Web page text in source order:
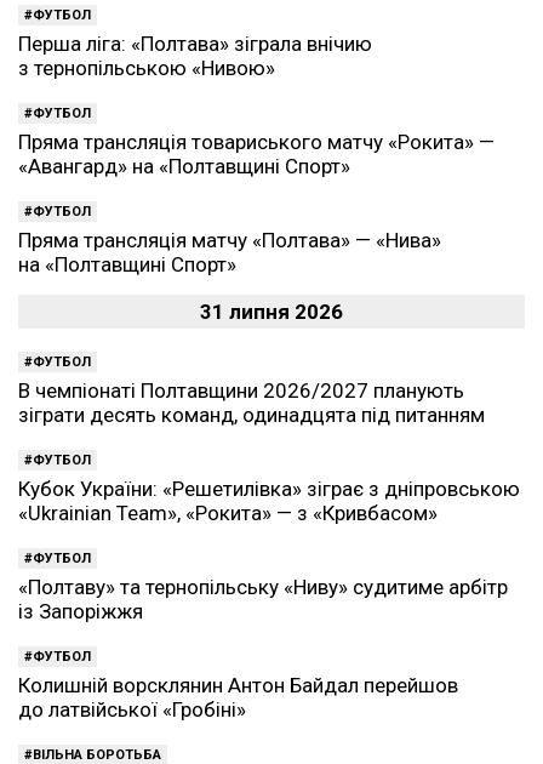
ФУТБОЛ
Перша ліга: «Полтава» зіграла внічию
з тернопільською «Нивою»
ФУТБОЛ
Пряма трансляція товариського матчу «Рокита» —
«Авангард» на «Полтавщині Спорт»
ФУТБОЛ
Пряма трансляція матчу «Полтава» — «Нива»
на «Полтавщині Спорт»
31 липня 2026
ФУТБОЛ
В чемпіонаті Полтавщини 2026/2027 планують
зіграти десять команд, одинадцята під питанням
ФУТБОЛ
Кубок України: «Решетилівка» зіграє з дніпровською
«Ukrainian Team», «Рокита» — з «Кривбасом»
ФУТБОЛ
«Полтаву» та тернопільську «Ниву» судитиме арбітр
із Запоріжжя
ФУТБОЛ
Колишній ворсклянин Антон Байдал перейшов
до латвійської «Гробіні»
ВІЛЬНА БОРОТЬБА